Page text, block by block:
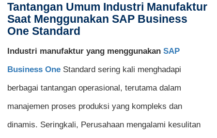
Tantangan Umum Industri Manufaktur
Saat Menggunakan SAP Business
One Standard
Industri manufaktur yang menggunakan SAP
Business One Standard sering kali menghadapi
berbagai tantangan operasional, terutama dalam
manajemen proses produksi yang kompleks dan
dinamis. Seringkali, Perusahaan mengalami kesulitan